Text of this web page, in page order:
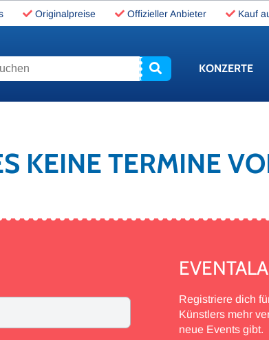
Originalpreise Offizieller Anbieter Kauf
KONZERTE
KEINE TERMINE
Registriere dich
Künstlers mehr
neue Events gibt.